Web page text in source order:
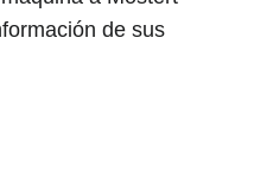
de sus